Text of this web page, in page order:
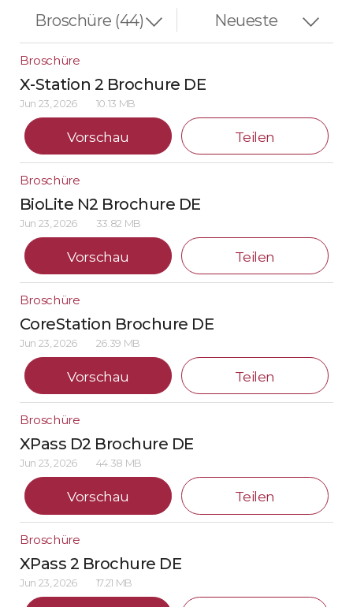
Broschüre
X-Station 2 Brochure DE
Jun 23, 2026 10.13 MB
Vorschau Teilen
Broschüre
BioLite N2 Brochure DE
Jun 23, 2026 33.82 MB
Vorschau Teilen
Broschüre
CoreStation Brochure DE
Jun 23, 2026 26.39 MB
Vorschau Teilen
Broschüre
XPass D2 Brochure DE
Jun 23, 2026 44.38 MB
Vorschau Teilen
Broschüre
XPass 2 Brochure DE
Jun 23, 2026 17.21 MB